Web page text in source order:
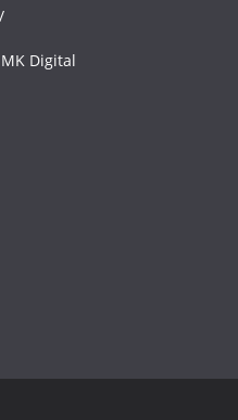
MK Digital